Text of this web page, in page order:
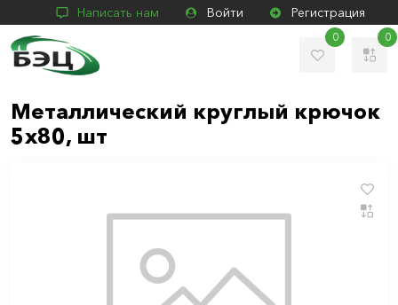
Написать нам Войти Регистрация
0 0
Металлический круглый крючок
5х80, шт